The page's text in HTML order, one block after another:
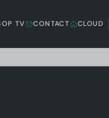
TV CONTACT CLOUD